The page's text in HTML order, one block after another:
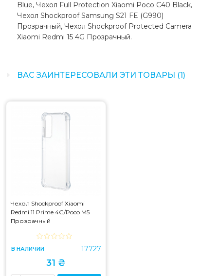
Blue, Чехол Full Protection Xiaomi Poco C40 Black,
Чехол Shockproof Samsung S21 FE (G990)
Прозрачный, Чехол Shockproof Protected Camera
Xiaomi Redmi 15 4G Прозрачный.
ВАС ЗАИНТЕРЕСОВАЛИ ЭТИ ТОВАРЫ (1)
Чехол Shockproof Xiaomi
Redmi 11 Prime 4G/Poco M5
Прозрачный
В НАЛИЧИИ 17727
31 ₴